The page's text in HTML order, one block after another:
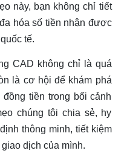
này, bạn không chỉ tiết
hóa số tiền nhận được
tế.
CAD không chỉ là quá
là cơ hội để khám phá
tiền trong bối cảnh
chúng tôi chia sẻ, hy
thông minh, tiết kiệm
dịch của mình.